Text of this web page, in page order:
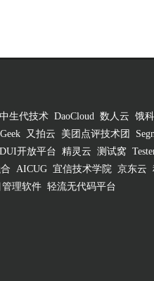
中生代技术 DaoCloud 数人云 饿
又拍云 美团点评技术团
开放平台 精灵云 测试窝
AICUG 宜信技术学院 京东云
理软件 轻流无代码平台